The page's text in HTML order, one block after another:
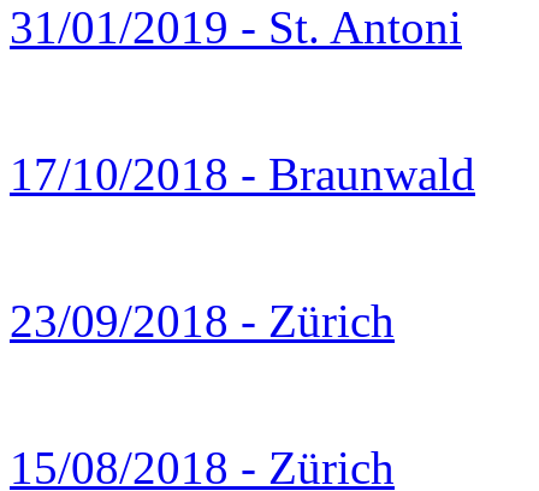
31/01/2019 - St. Antoni
17/10/2018 - Braunwald
23/09/2018 - Zürich
15/08/2018 - Zürich